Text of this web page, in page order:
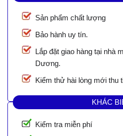
Sản phẩm chất lượng
Bảo hành uy tín.
Lắp đặt giao hàng tại nhà
Dương.
Kiểm thử hài lòng mới thu
KHÁC
Kiểm tra miễn phí